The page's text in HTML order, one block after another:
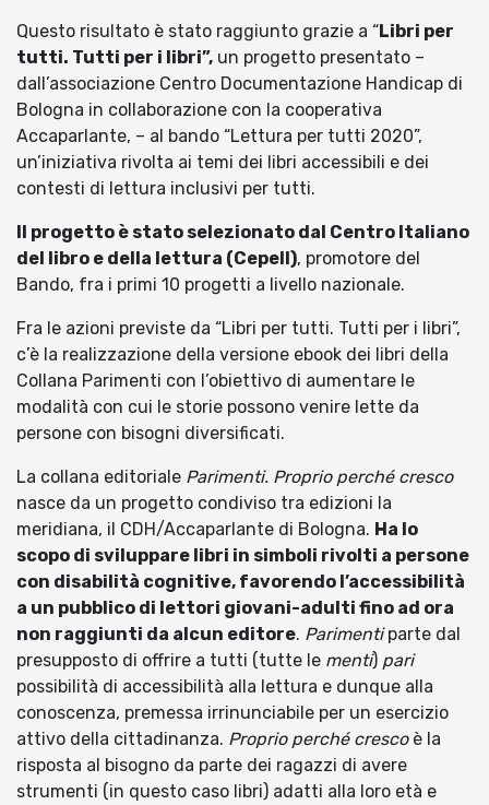
Questo risultato è stato raggiunto grazie a “Libri per
tutti. Tutti per i libri”, un progetto presentato –
dall’associazione Centro Documentazione Handicap di
Bologna in collaborazione con la cooperativa
Accaparlante, – al bando “Lettura per tutti 2020”,
un’iniziativa rivolta ai temi dei libri accessibili e dei
contesti di lettura inclusivi per tutti.
Il progetto è stato selezionato dal Centro Italiano
del libro e della lettura (Cepell), promotore del
Bando, fra i primi 10 progetti a livello nazionale.
Fra le azioni previste da “Libri per tutti. Tutti per i libri”,
c’è la realizzazione della versione ebook dei libri della
Collana Parimenti con l’obiettivo di aumentare le
modalità con cui le storie possono venire lette da
persone con bisogni diversificati.
La collana editoriale Parimenti. Proprio perché cresco
nasce da un progetto condiviso tra edizioni la
meridiana, il CDH/Accaparlante di Bologna. Ha lo
scopo di sviluppare libri in simboli rivolti a persone
con disabilità cognitive, favorendo l’accessibilità
a un pubblico di lettori giovani-adulti fino ad ora
non raggiunti da alcun editore. Parimentiparte dal
presupposto di offrire a tutti (tutte le menti) pari
possibilità di accessibilità alla lettura e dunque alla
conoscenza, premessa irrinunciabile per un esercizio
attivo della cittadinanza. Proprio perché cresco è la
risposta al bisogno da parte dei ragazzi di avere
strumenti (in questo caso libri) adatti alla loro età e